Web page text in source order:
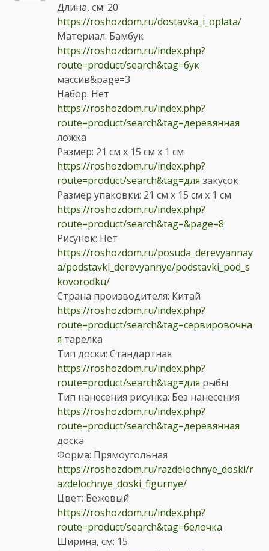
Длина, см: 20
https://roshozdom.ru/dostavka_i_oplata/
Материал: Бамбук
https://roshozdom.ru/index.php?
route=product/search&tag=бук
массив&page=3
Набор: Нет
https://roshozdom.ru/index.php?
route=product/search&tag=деревянная
ложка
Размер: 21 см x 15 см x 1 см
https://roshozdom.ru/index.php?
route=product/search&tag=для закусок
Размер упаковки: 21 см x 15 см x 1 см
https://roshozdom.ru/index.php?
route=product/search&tag=&page=8
Рисунок: Нет
https://roshozdom.ru/posuda_derevyannay
a/podstavki_derevyannye/podstavki_pod_s
kovorodku/
Страна производителя: Китай
https://roshozdom.ru/index.php?
route=product/search&tag=сервировочна
я тарелка
Тип доски: Стандартная
https://roshozdom.ru/index.php?
route=product/search&tag=для рыбы
Тип нанесения рисунка: Без нанесения
https://roshozdom.ru/index.php?
route=product/search&tag=деревянная
доска
Форма: Прямоугольная
https://roshozdom.ru/razdelochnye_doski/r
azdelochnye_doski_figurnye/
Цвет: Бежевый
https://roshozdom.ru/index.php?
route=product/search&tag=белочка
Ширина, см: 15